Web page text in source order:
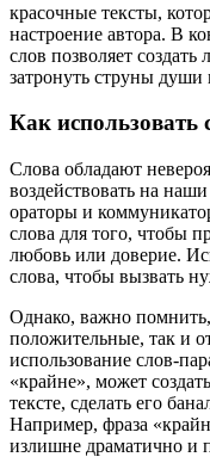
красочные тексты,
настроение автора. В
слов позволяет
затронуть струны души
Как использовать
Слова обладают
воздействовать на
ораторы и
слова для того, чтобы
любовь или доверие.
слова, чтобы вызвать
Однако, важно
положительные, так и
использование слов-
«крайне», может
тексте, сделать его
Например, фраза
излишне драматично и